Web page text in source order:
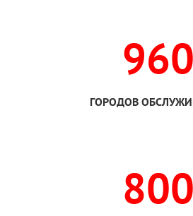
960
ГОРОДОВ
800